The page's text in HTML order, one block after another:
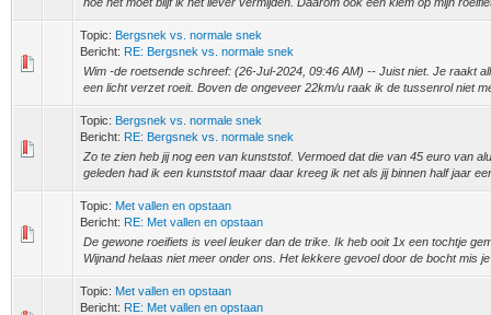
Topic: Bergsnek vs. normale snek
Bericht: RE: Bergsnek vs. normale snek
Wim -de roetsende schreef: (26-Jul-2024, 09:46 AM) -- Juist niet. Je raakt
een licht verzet roeit. Boven de ongeveer 22km/u raak ik de tussenrol niet
Topic: Bergsnek vs. normale snek
Bericht: RE: Bergsnek vs. normale snek
Zo te zien heb jij nog een van kunststof. Vermoed dat die van 45 euro van
geleden had ik een kunststof maar daar kreeg ik net als jij binnen half jaar
Topic: Met vallen en opstaan
Bericht: RE: Met vallen en opstaan
De gewone roeifiets is veel leuker dan de trike. Ik heb ooit 1x een tochtje
Wijnand helaas niet meer onder ons. Het lekkere gevoel door de bocht mis
Topic: Met vallen en opstaan
Bericht: RE: Met vallen en opstaan